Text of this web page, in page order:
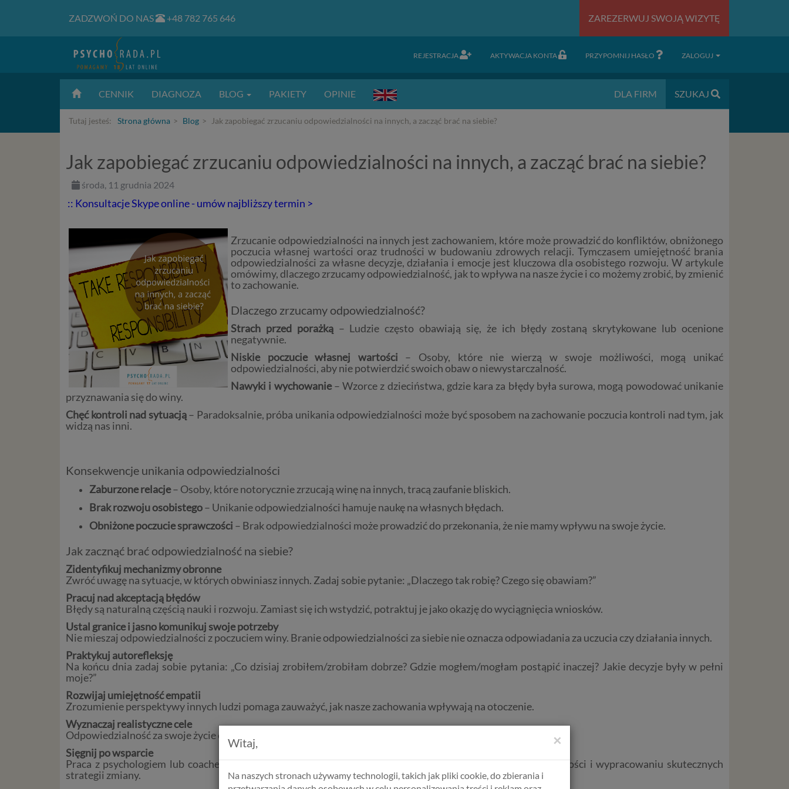
ZADZWOŃ DO NAS +48 782 765 646 ZAREZERWUJ SWOJĄ WIZYTĘ
REJESTRACJA AKTYWACJA KONTA PRZYPOMNIJ HASŁO ZALOGUJ
CENNIK DIAGNOZA BLOG PAKIETY OPINIE DLA FIRM SZUKAJ
Tutaj jesteś: Strona główna Blog Jak zapobiegać zrzucaniu odpowiedzialności na innych, a zacząć brać na siebie?
Jak zapobiegać zrzucaniu odpowiedzialności na innych, a zacząć brać na siebie?
środa, 11 grudnia 2024
:: Konsultacje Skype online - umów najbliższy termin >
Zrzucanie odpowiedzialności na innych jest zachowaniem, które może prowadzić do konfliktów, obniżonego
poczucia własnej wartości oraz trudności w budowaniu zdrowych relacji. Tymczasem umiejętność brania
odpowiedzialności za własne decyzje, działania i emocje jest kluczowa dla osobistego rozwoju. W artykule
omówimy, dlaczego zrzucamy odpowiedzialność, jak to wpływa na nasze życie i co możemy zrobić, by zmienić
to zachowanie.
Dlaczego zrzucamy odpowiedzialność?
Strach przed porażką– Ludzie często obawiają się, że ich błędy zostaną skrytykowane lub ocenione
negatywnie.
Niskie poczucie własnej wartości – Osoby, które nie wierzą w swoje możliwości, mogą unikać
odpowiedzialności, aby nie potwierdzić swoich obaw o niewystarczalność.
Nawyki i wychowanie– Wzorce z dzieciństwa, gdzie kara za błędy była surowa, mogą powodować unikanie
przyznawania się do winy.
Chęć kontroli nad sytuacją– Paradoksalnie, próba unikania odpowiedzialności może być sposobem na zachowanie poczucia kontroli nad tym, jak
widzą nas inni.
Konsekwencje unikania odpowiedzialności
Zaburzone relacje– Osoby, które notorycznie zrzucają winę na innych, tracą zaufanie bliskich.
Brak rozwoju osobistego– Unikanie odpowiedzialności hamuje naukę na własnych błędach.
Obniżone poczucie sprawczości – Brak odpowiedzialności może prowadzić do przekonania, że nie mamy wpływu na swoje życie.
Jak zacznąć brać odpowiedzialność na siebie?
Zidentyfikuj mechanizmy obronne
Zwróć uwagę na sytuacje, w których obwiniasz innych. Zadaj sobie pytanie: „Dlaczego tak robię? Czego się obawiam?”
Pracuj nad akceptacją błędów
Błędy są naturalną częścią nauki i rozwoju. Zamiast się ich wstydzić, potraktuj je jako okazję do wyciągnięcia wniosków.
Ustal granice i jasno komunikuj swoje potrzeby
Nie mieszaj odpowiedzialności z poczuciem winy. Branie odpowiedzialności za siebie nie oznacza odpowiadania za uczucia czy działania innych.
Praktykuj autorefleksję
Na końcu dnia zadaj sobie pytania: „Co dzisiaj zrobiłem/zrobiłam dobrze? Gdzie mogłem/mogłam postąpić inaczej? Jakie decyzje były w pełni
moje?”
Rozwijaj umiejętność empatii
Zrozumienie perspektywy innych ludzi pomaga zauważyć, jak nasze zachowania wpływają na otoczenie.
Wyznaczaj realistyczne cele
Odpowiedzialność za swoje życie oznacza planowanie zgodnie z własnymi możliwościami i priorytetami.
Sięgnij po wsparcie
Praca z psychologiem lub coachem może pomóc w zrozumieniu głębszych przyczyn unikania odpowiedzialności i wypracowaniu skutecznych
strategii zmiany.
×
Witaj,
Na naszych stronach używamy technologii, takich jak pliki cookie, do zbierania i